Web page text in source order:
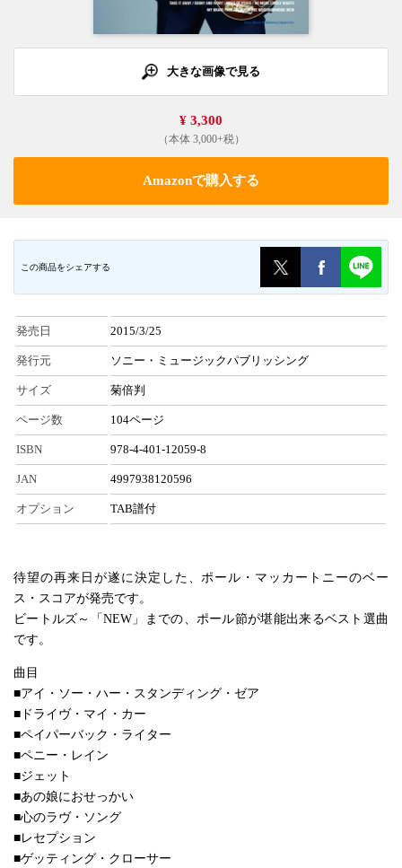
大きな画像で見る
¥ 3,300
（本体 3,000+税）
Amazonで購入する
この商品をシェアする
発売日 2015/3/25
発行元 ソニー・ミュージックパブリッシング
サイズ 菊倍判
ページ数 104ページ
ISBN 978-4-401-12059-8
JAN 4997938120596
オプション TAB譜付
待望の再来日が遂に決定した、ポール・マッカートニーのベー
ス・スコアが発売です。
ビートルズ～「NEW」までの、ポール節が堪能出来るベスト選曲
です。
曲目
■アイ・ソー・ハー・スタンディング・ゼア
■ドライヴ・マイ・カー
■ペイパーバック・ライター
■ペニー・レイン
■ジェット
■あの娘におせっかい
■心のラヴ・ソング
■レセプション
■ゲッティング・クローサー